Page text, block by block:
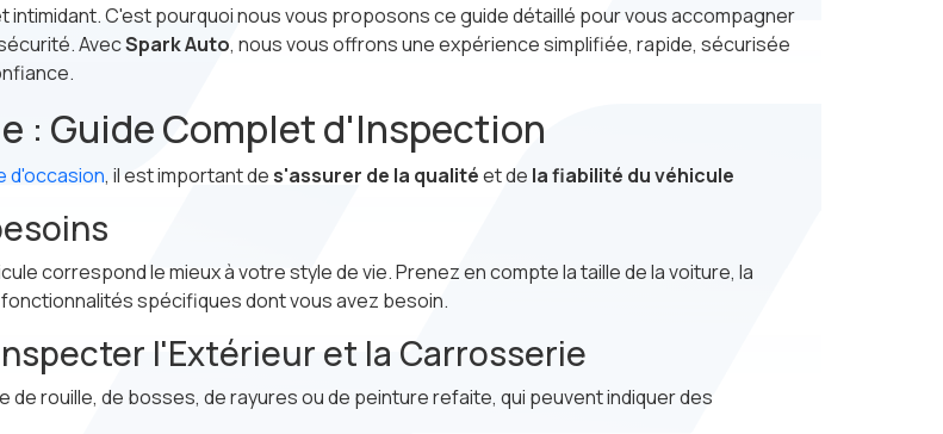
C'est pourquoi nous vous proposons ce guide détaillé pour vous accompagner
AvecSpark Auto, nous vous offrons une expérience simplifiée, rapide, sécurisée
: Guide Complet d'Inspection
d'occasion, il est important des'assurer de la qualitéet de la fiabilité du véhicule
correspond le mieux à votre style de vie. Prenez en compte la taille de la voiture, la
spécifiques dont vous avez besoin.
l'Extérieur et la Carrosserie
rouille, de bosses, de rayures ou de peinture refaite, qui peuvent indiquer des